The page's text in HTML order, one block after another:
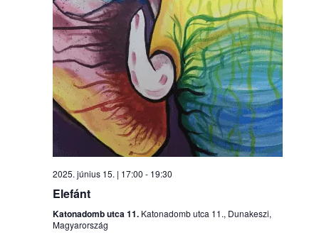
2025. június 15. | 17:00 - 19:30
Elefánt
Katonadomb utca 11. Katonadomb utca 11., Dunakeszi,
Magyarország